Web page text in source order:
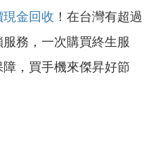
現金回收 ！在台灣有超過
服務，一次購買終生服
，買手機來傑昇好節